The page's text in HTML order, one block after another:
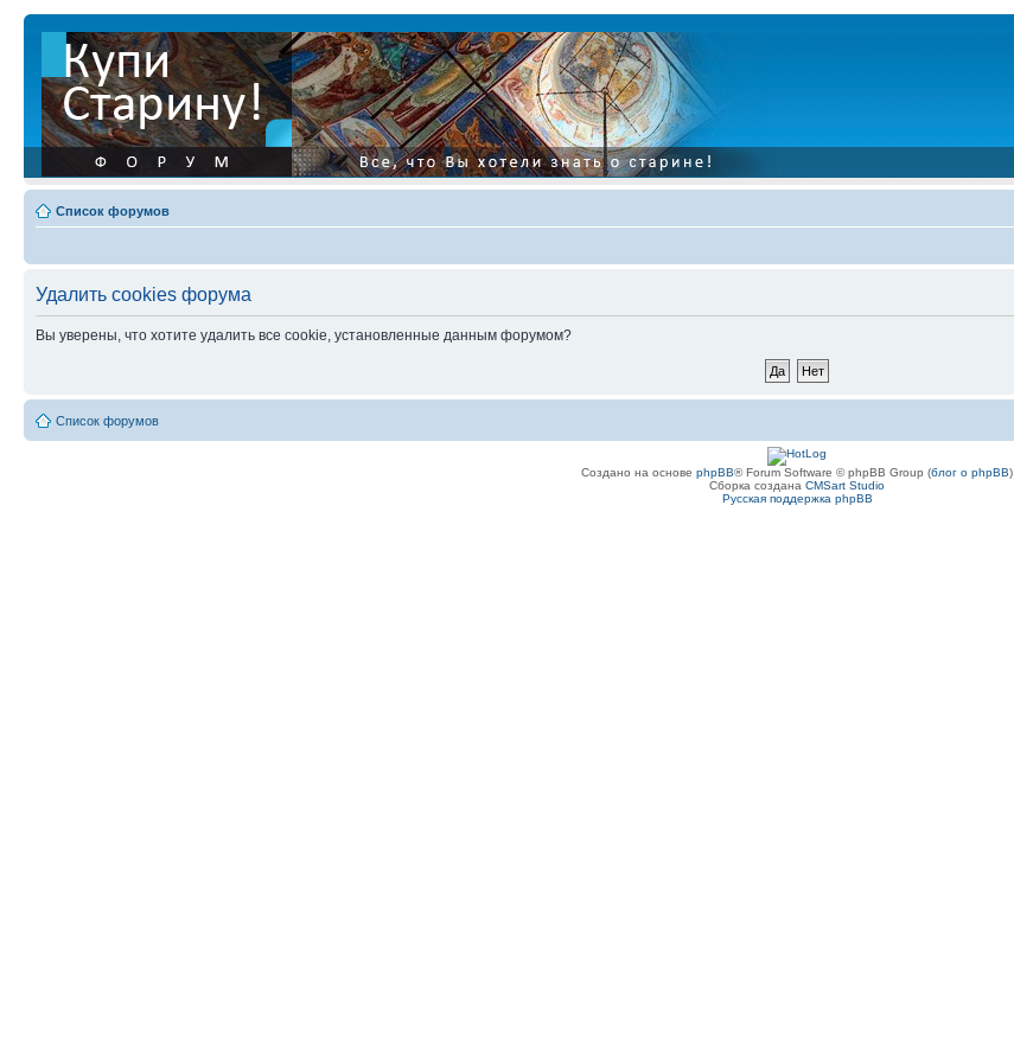
Список форумов
Удалить cookies форума
Вы уверены, что хотите удалить все cookie, установленные данным форумом?
Список форумов
Создано на основе phpBB® Forum Software © phpBB Group (блог о phpBB)
Сборка создана CMSart Studio
Русская поддержка phpBB